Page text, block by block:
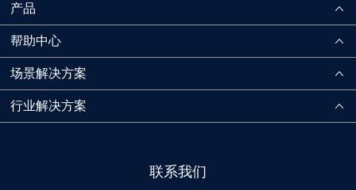
产品
帮助中心
场景解决方案
行业解决方案
联系我们